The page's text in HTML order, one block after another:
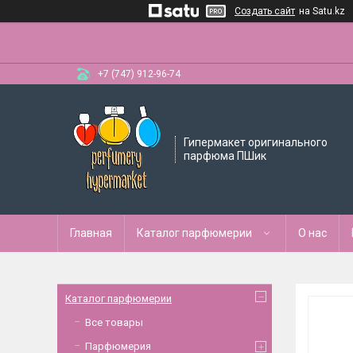
Создать сайт на Satu.kz
+7 (747) 912-96-74
Гипермакет оригинального
парфюма ПШик
Главная Каталог парфюмерии О нас
Каталог парфюмерии
Все товары
Парфюмерия